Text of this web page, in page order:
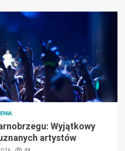
Wyjątkowy
artystów